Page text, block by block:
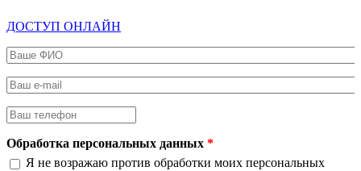
ДОСТУП ОНЛАЙН
Ваше ФИО
Ваш e-mail
Ваш телефон
Обработка персональных данных *
Я не возражаю против обработки моих персональных